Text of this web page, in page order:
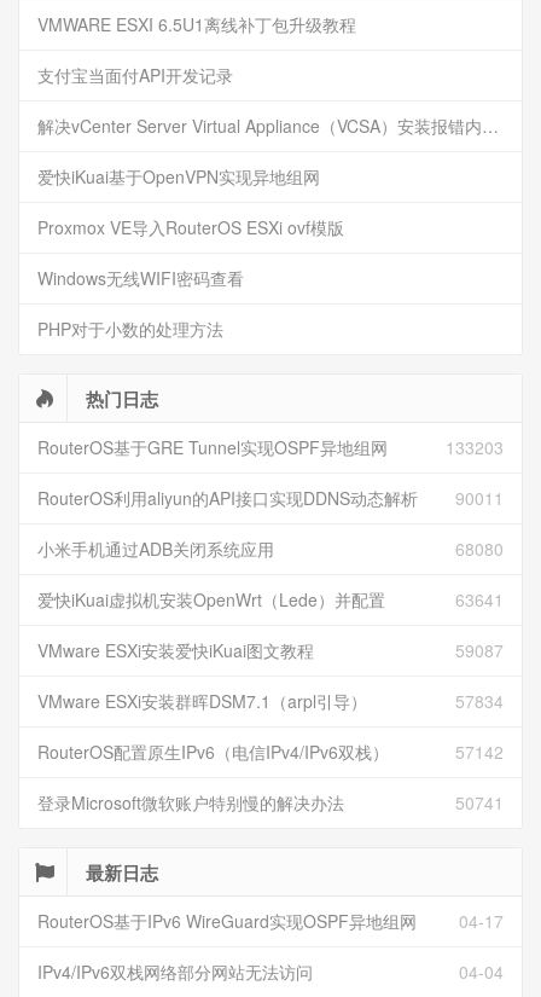
VMWARE ESXI 6.5U1离线补丁包升级教程
支付宝当面付API开发记录
解决vCenter Server Virtual Appliance（VCSA）安装报错内存不足
爱快iKuai基于OpenVPN实现异地组网
Proxmox VE导入RouterOS ESXi ovf模版
Windows无线WIFI密码查看
PHP对于小数的处理方法
热门日志
133203
RouterOS基于GRE Tunnel实现OSPF异地组网
90011
RouterOS利用aliyun的API接口实现DDNS动态解析
68080
小米手机通过ADB关闭系统应用
63641
爱快iKuai虚拟机安装OpenWrt（Lede）并配置
59087
VMware ESXi安装爱快iKuai图文教程
57834
VMware ESXi安装群晖DSM7.1（arpl引导）
57142
RouterOS配置原生IPv6（电信IPv4/IPv6双栈）
50741
登录Microsoft微软账户特别慢的解决办法
最新日志
04-17
RouterOS基于IPv6 WireGuard实现OSPF异地组网
04-04
IPv4/IPv6双栈网络部分网站无法访问